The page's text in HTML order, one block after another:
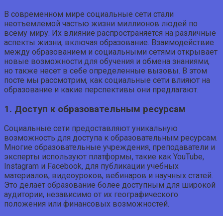
В современном мире социальные сети стали
неотъемлемой частью жизни миллионов людей по
всему миру. Их влияние распространяется на различные
аспекты жизни, включая образование. Взаимодействие
между образованием и социальными сетями открывает
новые возможности для обучения и обмена знаниями,
но также несет в себе определенные вызовы. В этом
посте мы рассмотрим, как социальные сети влияют на
образование и какие перспективы они предлагают.
1. Доступ к образовательным ресурсам
Социальные сети предоставляют уникальную
возможность для доступа к образовательным ресурсам.
Многие образовательные учреждения, преподаватели и
эксперты используют платформы, такие как YouTube,
Instagram и Facebook, для публикации учебных
материалов, видеоуроков, вебинаров и научных статей.
Это делает образование более доступным для широкой
аудитории, независимо от их географического
положения или финансовых возможностей.